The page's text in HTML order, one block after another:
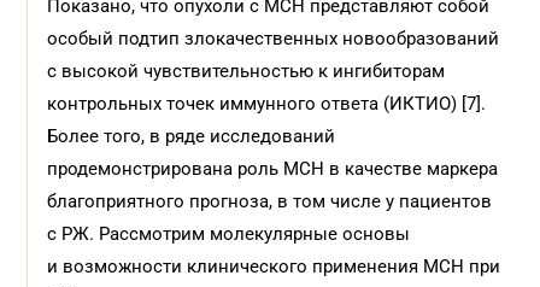
Показано, что опухоли с МСН представляют собой
особый подтип злокачественных новообразований
с высокой чувствительностью к ингибиторам
контрольных точек иммунного ответа (ИКТИО) [7].
Более того, в ряде исследований
продемонстрирована роль МСН в качестве маркера
благоприятного прогноза, в том числе у пациентов
с РЖ. Рассмотрим молекулярные основы
и возможности клинического применения МСН при